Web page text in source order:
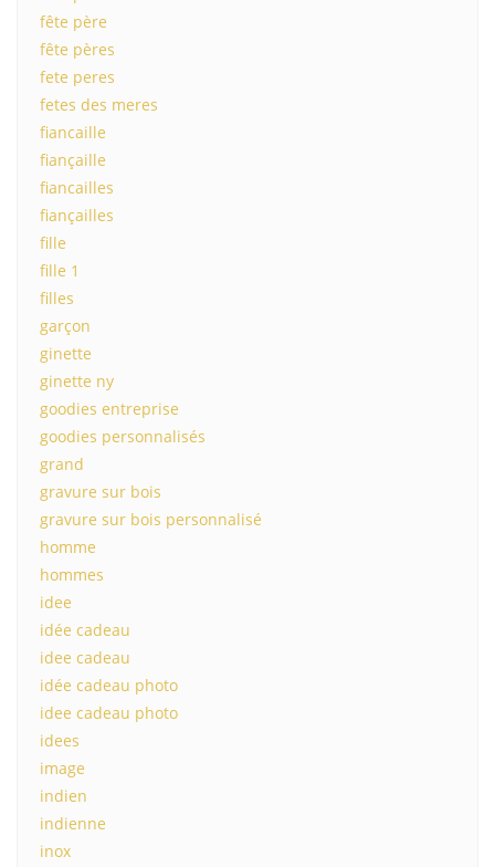
fête père
fête pères
fete peres
fetes des meres
fiancaille
fiançaille
fiancailles
fiançailles
fille
fille 1
filles
garçon
ginette
ginette ny
goodies entreprise
goodies personnalisés
grand
gravure sur bois
gravure sur bois personnalisé
homme
hommes
idee
idée cadeau
idee cadeau
idée cadeau photo
idee cadeau photo
idees
image
indien
indienne
inox